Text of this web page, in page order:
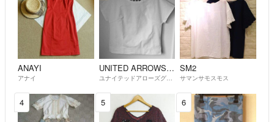
ANAYI
アナイ
UNITED ARROWS green label relaxing
ユナイテッドアローズグリーンレーベルリラクシング
SM2
サマンサモスモス
4 5 6